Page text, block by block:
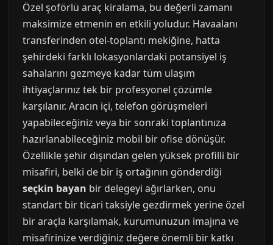
Özel şoförlü araç kiralama, bu değerli zamanı
maksimize etmenin en etkili yoludur. Havaalanı
transferinden otel-toplantı mekiğine, hatta
şehirdeki farklı lokasyonlardaki potansiyel iş
sahalarını gezmeye kadar tüm ulaşım
ihtiyaçlarınız tek bir profesyonel çözümle
karşılanır. Aracın içi, telefon görüşmeleri
yapabileceğiniz veya bir sonraki toplantınıza
hazırlanabileceğiniz mobil bir ofise dönüşür.
Özellikle şehir dışından gelen yüksek profilli bir
misafiri, belki de bir iş ortağının gönderdiği
seçkin bayan bir delegeyi ağırlarken, onu
standart bir ticari taksiyle gezdirmek yerine özel
bir araçla karşılamak, kurumunuzun imajına ve
misafirinize verdiğiniz değere önemli bir katkı